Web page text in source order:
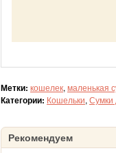
Метки: кошелек, маленькая
Категории: Кошельки, Сумки
Рекомендуем